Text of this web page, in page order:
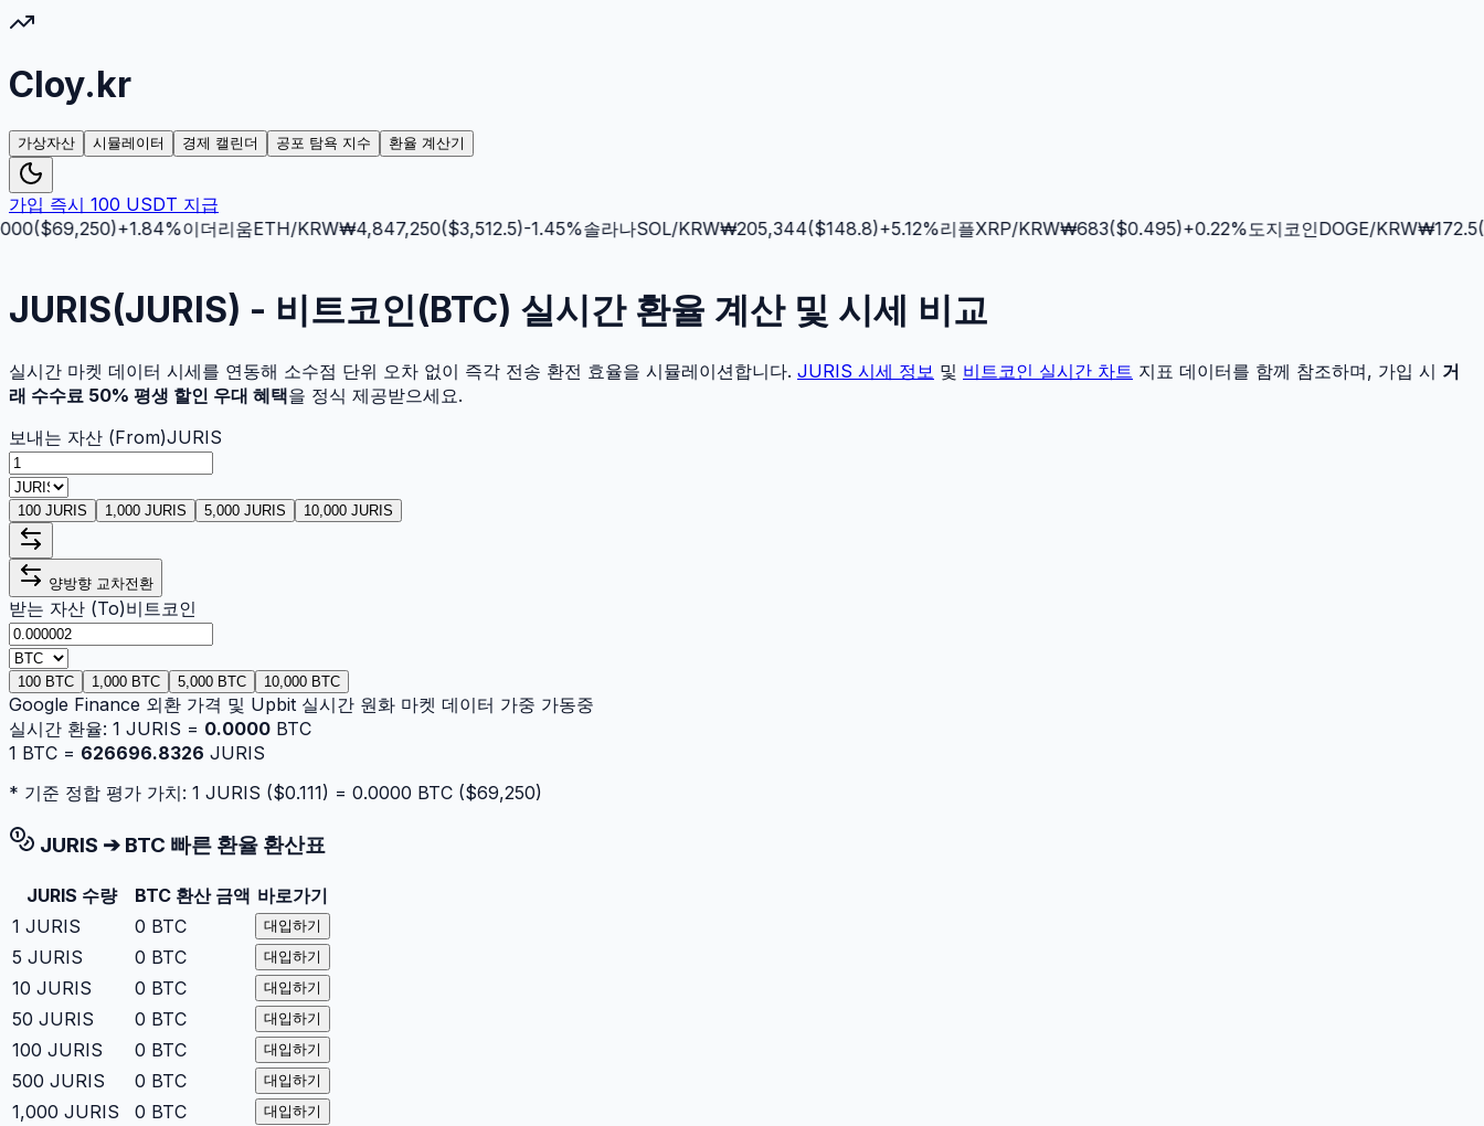
Cloy.kr
가상자산 시뮬레이터 경제 캘린더 공포 탐욕 지수 환율 계산기
가입 즉시 100 USDT 지급
($69,250)+1.84%이더리움ETH/KRW₩4,847,250($3,512.5)-1.45%솔라나SOL/KRW₩205,344($148.8)+5.12%리플XRP/KRW₩683($0.495)+0.22%도지코인DOGE/KRW₩172.5($
JURIS(JURIS) - 비트코인(BTC) 실시간 환율 계산 및 시세 비교
실시간 마켓 데이터 시세를 연동해 소수점 단위 오차 없이 즉각 전송 환전 효율을 시뮬레이션합니다. JURIS 시세 정보 및 비트코인 실시간 차트 지표 데이터를 함께 참조하며, 가입 시 거
래 수수료 50% 평생 할인 우대 혜택을 정식 제공받으세요.
보내는 자산 (From)JURIS
100 JURIS 1,000 JURIS 5,000 JURIS 10,000 JURIS
양방향 교차전환
받는 자산 (To)비트코인
100 BTC 1,000 BTC 5,000 BTC 10,000 BTC
Google Finance 외환 가격 및 Upbit 실시간 원화 마켓 데이터 가중 가동중
실시간 환율: 1 JURIS = 0.0000 BTC
1 BTC = 626696.8326 JURIS
* 기준 정합 평가 가치: 1 JURIS ($0.111) = 0.0000 BTC ($69,250)
JURIS ➔ BTC 빠른 환율 환산표
JURIS 수량 BTC 환산 금액 바로가기
1 JURIS 0 BTC 대입하기
5 JURIS 0 BTC 대입하기
10 JURIS 0 BTC 대입하기
50 JURIS 0 BTC 대입하기
100 JURIS 0 BTC 대입하기
500 JURIS 0 BTC 대입하기
1,000 JURIS 0 BTC 대입하기